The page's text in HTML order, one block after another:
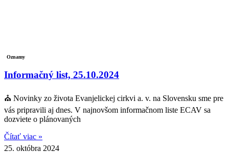
Oznamy
Informačný list, 25.10.2024
⛪ Novinky zo života Evanjelickej cirkvi a. v. na Slovensku sme pre
vás pripravili aj dnes. V najnovšom informačnom liste ECAV sa
dozviete o plánovaných
Čítať viac »
25. októbra 2024